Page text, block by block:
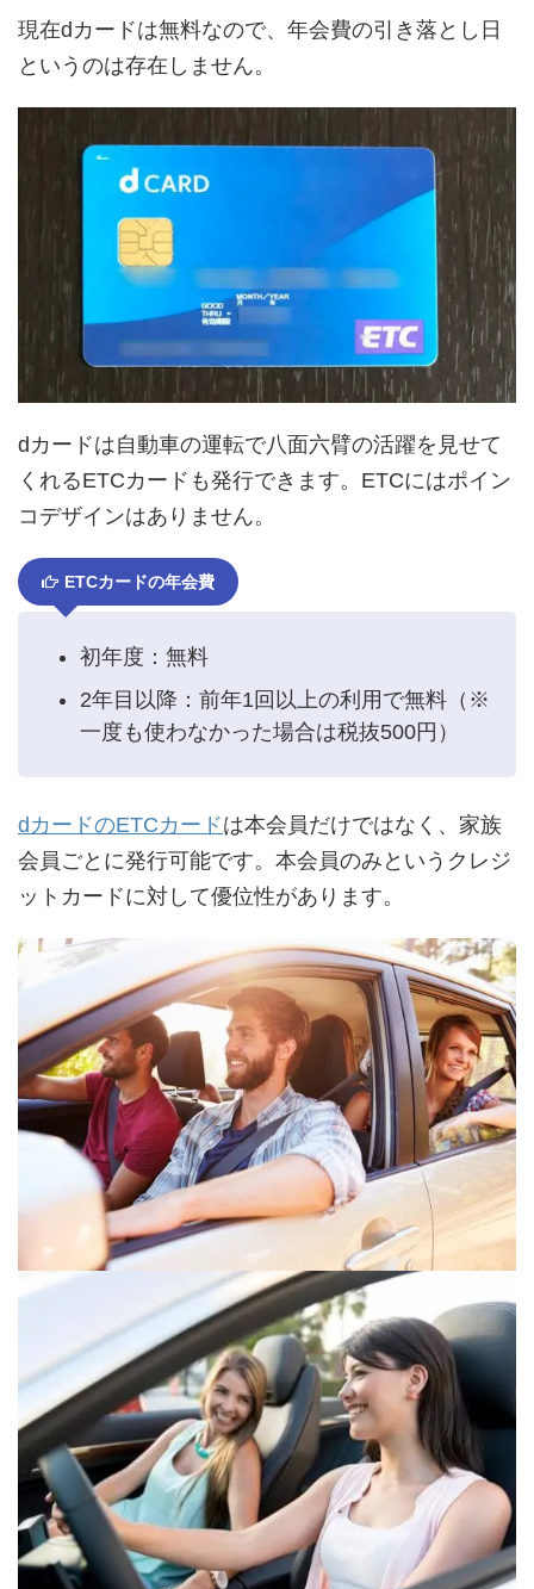
現在dカードは無料なので、年会費の引き落とし日
というのは存在しません。
dカードは自動車の運転で八面六臂の活躍を見せて
くれるETCカードも発行できます。ETCにはポイン
コデザインはありません。
ETCカードの年会費
初年度：無料
2年目以降：前年1回以上の利用で無料（※
一度も使わなかった場合は税抜500円）
dカードのETCカードは本会員だけではなく、家族
会員ごとに発行可能です。本会員のみというクレジ
ットカードに対して優位性があります。